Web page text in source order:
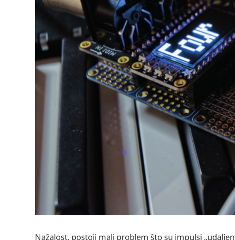
Nažalost, postoji mali problem što su impulsi